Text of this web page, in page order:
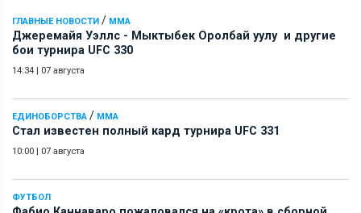
ГЛАВНЫЕ НОВОСТИ / ММА
Джеремайя Уэллс - Мыктыбек Оролбай уулу и другие
бои турнира UFC 330
14:34 | 07 августа
ЕДИНОБОРСТВА / ММА
Стал известен полный кард турнира UFC 331
10:00 | 07 августа
ФУТБОЛ